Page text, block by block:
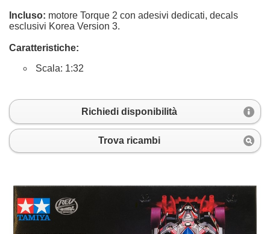
Incluso: motore Torque 2 con adesivi dedicati, decals
esclusivi Korea Version 3.
Caratteristiche:
Scala: 1:32
Richiedi disponibilità
Trova ricambi